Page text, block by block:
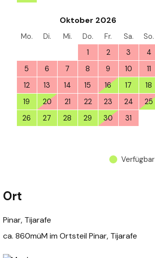
Oktober 2026
Mo. Di. Mi. Do. Fr. Sa.
So.
1 2 3
4
5
6 7 8 9 10
11
12
13 14 15 16 17
18
19
20 21 22 23 24
25
26
27 28 29 30 31
Verfügbar
Ort
Pinar, Tijarafe
ca. 860müM im Ortsteil Pinar, Tijarafe